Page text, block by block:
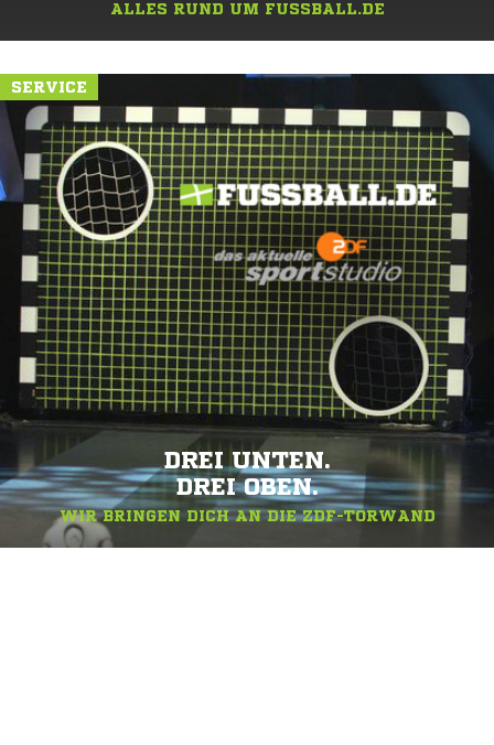
ALLES RUND UM FUSSBALL.DE
SERVICE
DREI UNTEN.
DREI OBEN.
WIR BRINGEN DICH AN DIE ZDF-TORWAND